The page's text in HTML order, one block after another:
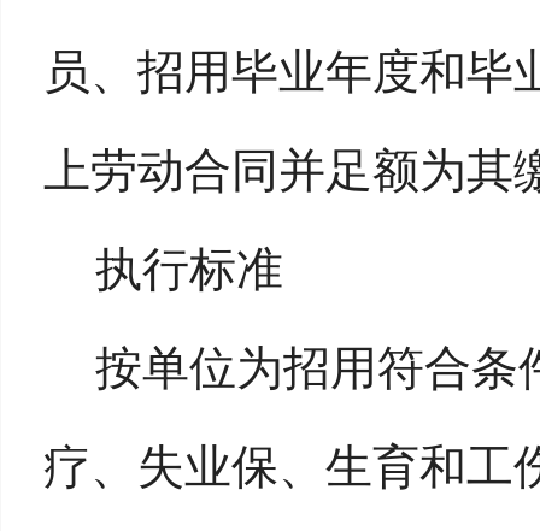
员、招用毕业年度和毕
上劳动合同并足额为
执行标准
按单位为招用符合条
疗、失业保、生育和工